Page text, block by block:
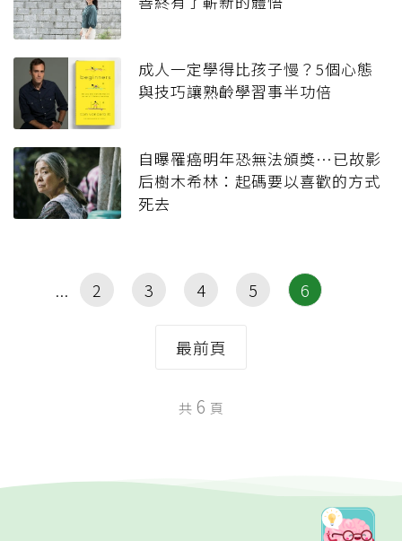
成人一定學得比孩子慢？5個心態
與技巧讓熟齡學習事半功倍
自曝罹癌明年恐無法頒獎…已故影
后樹木希林：起碼要以喜歡的方式
死去
最前頁
2 3 4 5 6
共 6 頁